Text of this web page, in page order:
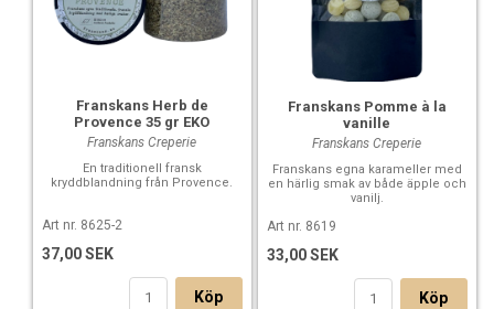
Franskans Herb de
Provence 35 gr EKO
Franskans Creperie
En traditionell fransk
kryddblandning från Provence.
Art nr. 8625-2
37,00 SEK
Köp
Franskans Pomme à la
vanille
Franskans Creperie
Franskans egna karameller med
en härlig smak av både äpple och
vanilj.
Art nr. 8619
33,00 SEK
Köp